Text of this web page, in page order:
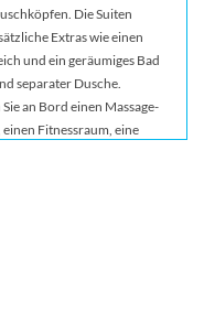
Die Suiten
Extras wie einen
und ein geräumiges Bad
separater Dusche.
an Bord einen Massage-
Fitnessraum, eine